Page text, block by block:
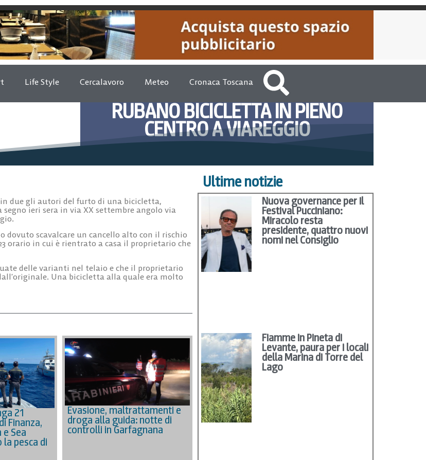
Life Style Cercalavoro Meteo Cronaca Toscana
RUBANO BICICLETTA IN PIENO
CENTRO A VIAREGGIO
in due gli autori del furto di una bicicletta,
ieri sera in via XX settembre angolo via
dovuto scavalcare un cancello alto con il rischio
orario in cui è rientrato a casa il proprietario che
delle varianti nel telaio e che il proprietario
Una bicicletta alla quale era molto
21
Finanza,
Sea
pesca di
Evasione, maltrattamenti e
droga alla guida: notte di
controlli in Garfagnana
Ultime notizie
Nuova governance per il
Festival Pucciniano:
Miracolo resta
presidente, quattro nuovi
nomi nel Consiglio
Fiamme in Pineta di
Levante, paura per i locali
della Marina di Torre del
Lago